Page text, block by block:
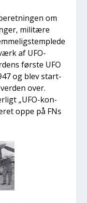
om
mili­tæ­re
af UFO-
før­ste UFO
og blev start­
over.
„UFO-kon­
oppe på FNs